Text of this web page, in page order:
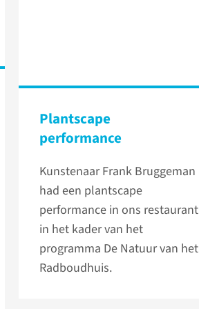
Plantscape
performance
Kunstenaar Frank Bruggeman
had een plantscape
performance in ons restaurant
in het kader van het
programma De Natuur van het
Radboudhuis.